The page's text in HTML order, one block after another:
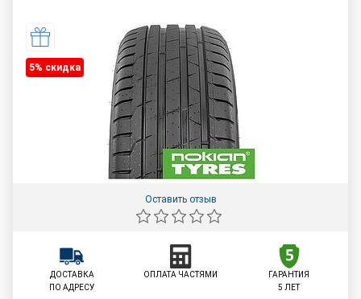
5% cкидка
Оставить отзыв
ДОСТАВКА
ПО АДРЕСУ
ОПЛАТА ЧАСТЯМИ
ГАРАНТИЯ
5 ЛЕТ